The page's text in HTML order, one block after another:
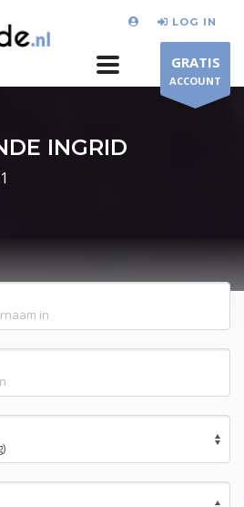
LOG IN
GRATIS
ACCOUNT
INGRID